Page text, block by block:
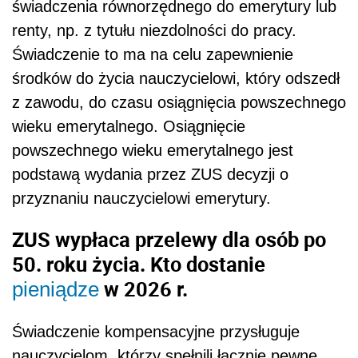
świadczenia równorzędnego do emerytury lub
renty, np. z tytułu niezdolności do pracy.
Świadczenie to ma na celu zapewnienie
środków do życia nauczycielowi, który odszedł
z zawodu, do czasu osiągnięcia powszechnego
wieku emerytalnego. Osiągnięcie
powszechnego wieku emerytalnego jest
podstawą wydania przez ZUS decyzji o
przyznaniu nauczycielowi emerytury.
ZUS wypłaca przelewy dla osób po
50. roku życia. Kto dostanie
pieniądze w 2026 r.
Świadczenie kompensacyjne przysługuje